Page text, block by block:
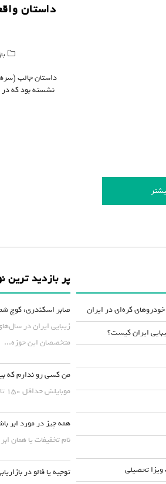
داستان
داستان جالب
نشسته بود که در
پر بازدید ترین
صابر اسکندری، کوچ
زیبایی ایران در
متخصصان این حوزه...
من کسی رو ندارم که
موبایلش حداقل ۱۵۰ تا ۲۰۰ تا مخاطب داره، پس مشکل اصلی...
همه چیز در مورد ابر
نام تخفیفات یا همان
توجیه یا فالو در
کره‌ای در ایران
ایران کیست؟
تحصیلی